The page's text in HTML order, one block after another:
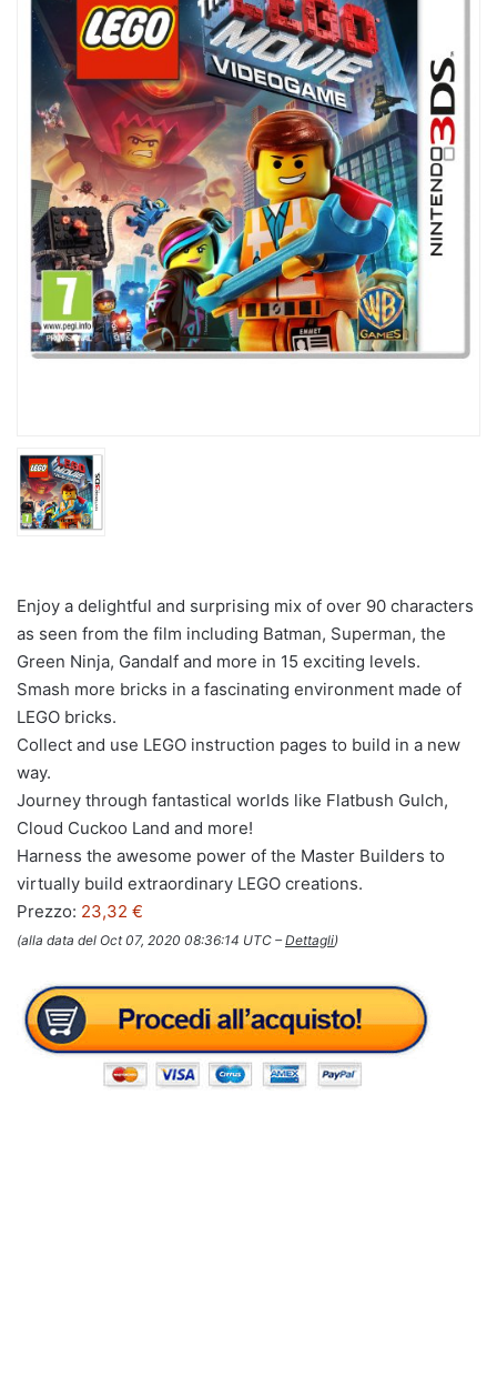
Enjoy a delightful and surprising mix of over 90 characters
as seen from the film including Batman, Superman, the
Green Ninja, Gandalf and more in 15 exciting levels.
Smash more bricks in a fascinating environment made of
LEGO bricks.
Collect and use LEGO instruction pages to build in a new
way.
Journey through fantastical worlds like Flatbush Gulch,
Cloud Cuckoo Land and more!
Harness the awesome power of the Master Builders to
virtually build extraordinary LEGO creations.
Prezzo: 23,32 €
(alla data del Oct 07, 2020 08:36:14 UTC –Dettagli)